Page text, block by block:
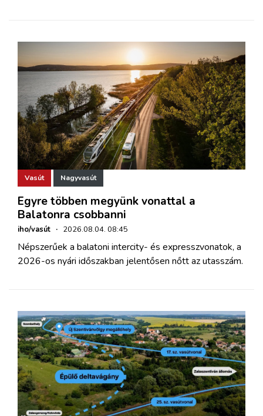
Vasút Nagyvasút
Egyre többen megyünk vonattal a
Balatonra csobbanni
iho/vasút · 2026.08.04. 08:45
Népszerűek a balatoni intercity- és expresszvonatok, a
2026-os nyári időszakban jelentősen nőtt az utasszám.